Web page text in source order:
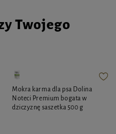
Twojego
Mokra karma dla psa Dolina
Noteci Premium bogata w
dziczyznę saszetka 500 g